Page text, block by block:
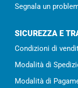
Segnala un
SICUREZZA E
Condizioni di
Modalità di
Modalità di